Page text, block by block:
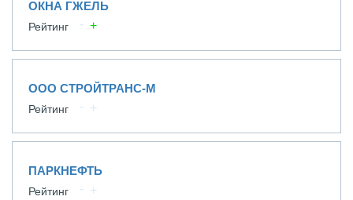
ОКНА ГЖЕЛЬ
Рейтинг
ООО СТРОЙТРАНС-М
Рейтинг
ПАРКНЕФТЬ
Рейтинг